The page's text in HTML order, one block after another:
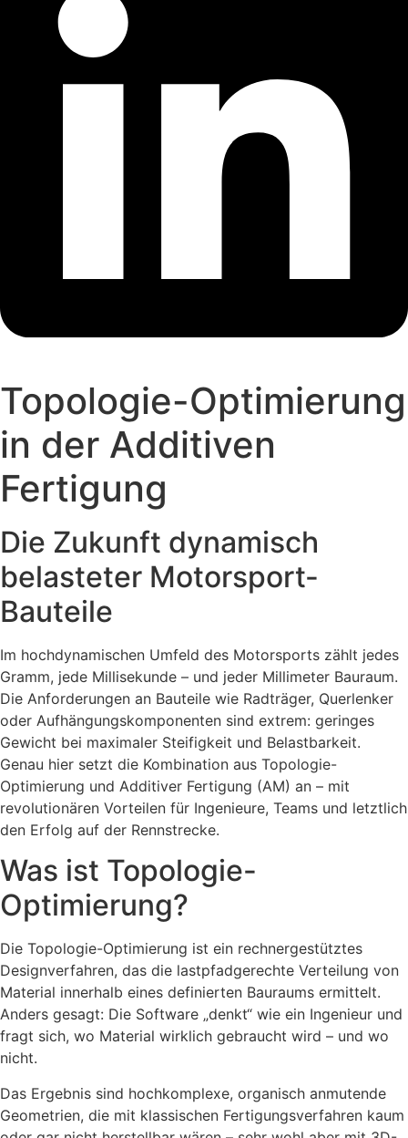
Topologie-Optimierung
in der Additiven
Fertigung
Die Zukunft dynamisch
belasteter Motorsport-
Bauteile
Im hochdynamischen Umfeld des Motorsports zählt jedes
Gramm, jede Millisekunde – und jeder Millimeter Bauraum.
Die Anforderungen an Bauteile wie Radträger, Querlenker
oder Aufhängungskomponenten sind extrem: geringes
Gewicht bei maximaler Steifigkeit und Belastbarkeit.
Genau hier setzt die Kombination aus Topologie-
Optimierung und Additiver Fertigung (AM) an – mit
revolutionären Vorteilen für Ingenieure, Teams und letztlich
den Erfolg auf der Rennstrecke.
Was ist Topologie-
Optimierung?
Die Topologie-Optimierung ist ein rechnergestütztes
Designverfahren, das die lastpfadgerechte Verteilung von
Material innerhalb eines definierten Bauraums ermittelt.
Anders gesagt: Die Software „denkt“ wie ein Ingenieur und
fragt sich, wo Material wirklich gebraucht wird – und wo
nicht.
Das Ergebnis sind hochkomplexe, organisch anmutende
Geometrien, die mit klassischen Fertigungsverfahren kaum